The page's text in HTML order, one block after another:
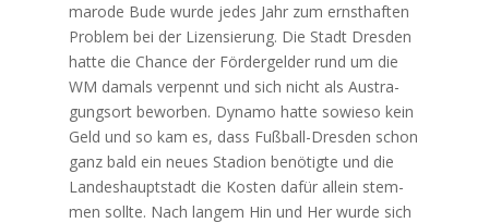
maro­de Bude wur­de jedes Jahr zum ernst­haf­ten
Pro­blem bei der Lizen­sie­rung. Die Stadt Dres­den
hat­te die Chan­ce der För­der­gel­der rund um die
WM damals ver­pennt und sich nicht als Aus­tra­
gungs­ort bewor­ben. Dyna­mo hat­te sowie­so kein
Geld und so kam es, dass Fuß­ball-Dres­den schon
ganz bald ein neu­es Sta­di­on benö­tig­te und die
Lan­des­haupt­stadt die Kos­ten dafür allein stem­
men soll­te. Nach lan­gem Hin und Her wur­de sich